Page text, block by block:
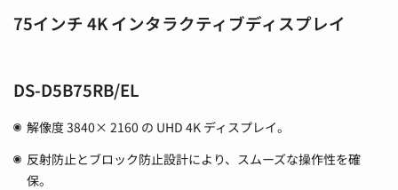
75インチ 4K インタラクティブディスプレイ
DS-D5B75RB/EL
解像度 3840× 2160 の UHD 4K ディスプレイ。
反射防止とブロック防止設計により、スムーズな操作性を確
保。